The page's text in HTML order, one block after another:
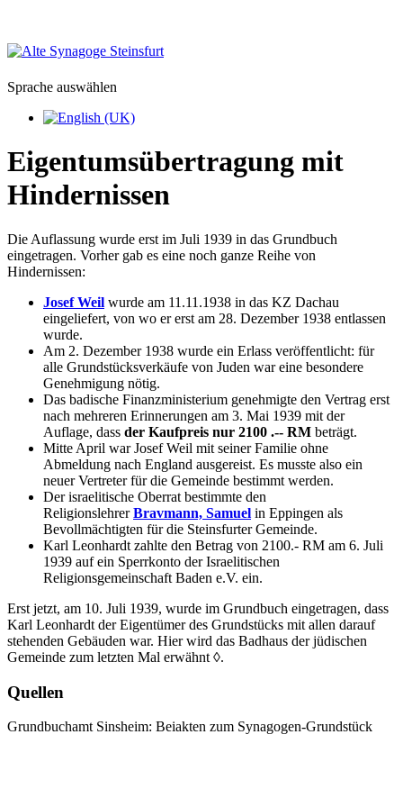
Sprache auswählen
Eigentumsübertragung mit
Hindernissen
Die Auflassung wurde erst im Juli 1939 in das Grundbuch
eingetragen. Vorher gab es eine noch ganze Reihe von
Hindernissen:
Josef Weil wurde am 11.11.1938 in das KZ Dachau
eingeliefert, von wo er erst am 28. Dezember 1938 entlassen
wurde.
Am 2. Dezember 1938 wurde ein Erlass veröffentlicht: für
alle Grundstücksverkäufe von Juden war eine besondere
Genehmigung nötig.
Das badische Finanzministerium genehmigte den Vertrag erst
nach mehreren Erinnerungen am 3. Mai 1939 mit der
Auflage, dass der Kaufpreis nur 2100 .-- RM beträgt.
Mitte April war Josef Weil mit seiner Familie ohne
Abmeldung nach England ausgereist. Es musste also ein
neuer Vertreter für die Gemeinde bestimmt werden.
Der israelitische Oberrat bestimmte den
ReligionslehrerBravmann, Samuel in Eppingen als
Bevollmächtigten für die Steinsfurter Gemeinde.
Karl Leonhardt zahlte den Betrag von 2100.- RM am 6. Juli
1939 auf ein Sperrkonto der Israelitischen
Religionsgemeinschaft Baden e.V. ein.
Erst jetzt, am 10. Juli 1939, wurde im Grundbuch eingetragen, dass
Karl Leonhardt der Eigentümer des Grundstücks mit allen darauf
stehenden Gebäuden war. Hier wird das Badhaus der jüdischen
Gemeinde zum letzten Mal erwähnt ◊.
Quellen
Grundbuchamt Sinsheim: Beiakten zum Synagogen-Grundstück